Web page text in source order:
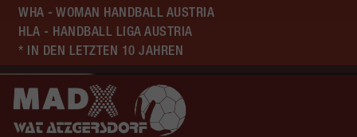
WHA - WOMAN HANDBALL AUSTRIA
HLA - HANDBALL LIGA AUSTRIA
* IN DEN LETZTEN 10 JAHREN